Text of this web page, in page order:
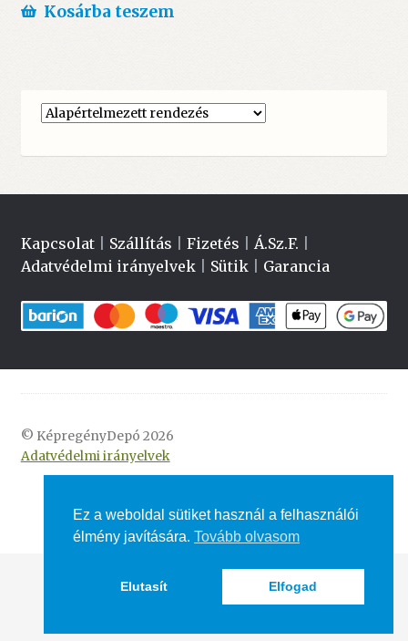
Kosárba teszem
Kapcsolat| Szállítás Fizetés Á.Sz.F.
Adatvédelmi irányelvek| Sütik| Garancia
© KépregényDepó 2026
Adatvédelmi irányelvek
Ez a weboldal sütiket használ a felhasználói
élmény javítására. Tovább olvasom
Elutasít Elfogad